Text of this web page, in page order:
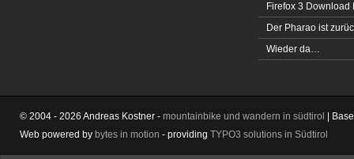
Firefox 3 Download
Der Pharao ist
Wieder da…
© 2004 - 2026 Andreas Kostner - mountainbike und wandern in südtirol |
Web powered by bytes in motion - providing TYPO3 solutions in Südtirol